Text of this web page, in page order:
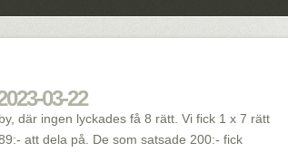
03-22
där ingen lyckades få 8 rätt. Vi fick 1 x 7 rätt
att dela på. De som satsade 200:- fick